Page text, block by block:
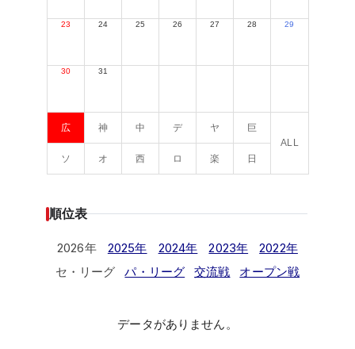
23 24 25 26 27 28 29
30 31
広 神 中 デ ヤ
巨
ALL
ソ
オ 西 ロ 楽 日
順位表
2026年 2025年 2024年 2023年
2022年
セ・リーグ
パ・リーグ 交流戦 オープン戦
データがありません。